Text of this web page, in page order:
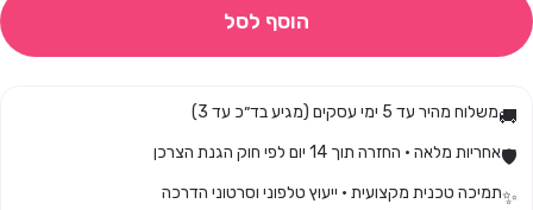
הוסף לסל
🚚משלוח מהיר עד 5 ימי עסקים (מגיע בד״כ עד 3)
🛡️אחריות מלאה · החזרה תוך 14 יום לפי חוק הגנת הצרכן
✨תמיכה טכנית מקצועית · ייעוץ טלפוני וסרטוני הדרכה